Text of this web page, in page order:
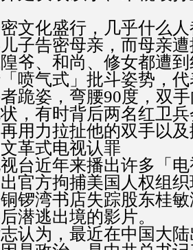
文化盛行，几乎什么
子告密母亲，而母亲
爷、和尚、修女都遭
喷气式」批斗姿势，
跪姿，弯腰90度，双
，有时背后两名红卫
用力拉扯他的双手以
革式电视认罪
台近年来播出许多「
官方拘捕美国人权组
锣湾书店失踪股东桂
潜逃出境的影片。
认为，最近在中国大